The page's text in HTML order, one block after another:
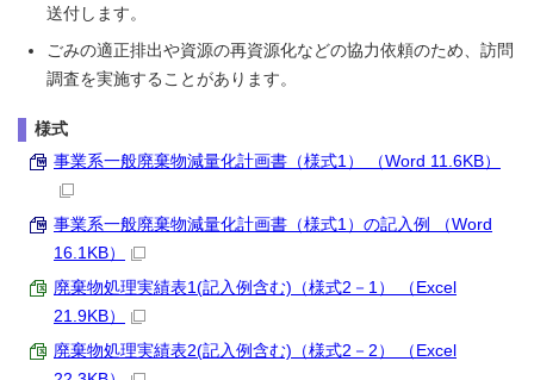
送付します。
ごみの適正排出や資源の再資源化などの協力依頼のため、訪問
調査を実施することがあります。
様式
事業系一般廃棄物減量化計画書（様式1） （Word 11.6KB）
事業系一般廃棄物減量化計画書（様式1）の記入例 （Word
16.1KB）
廃棄物処理実績表1(記入例含む)（様式2－1） （Excel
21.9KB）
廃棄物処理実績表2(記入例含む)（様式2－2） （Excel